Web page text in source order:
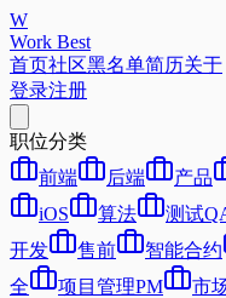
W
Work Best
首页社区黑名单简历关于
登录注册
职位分类
前端
后端 产品
iOS
算法 测试
开发
售前 智能合约
全
项目管理PM 市